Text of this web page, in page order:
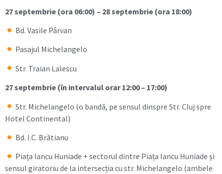
27 septembrie (ora 06:00) – 28 septembrie (ora 18:00)
Bd. Vasile Pârvan
Pasajul Michelangelo
Str. Traian Lalescu
27 septembrie (în intervalul orar 12:00 – 17:00)
Str. Michelangelo (o bandă, pe sensul dinspre Str. Cluj spre
Hotel Continental)
Bd. I.C. Brătianu
Piața Iancu Huniade + sectorul dintre Piața Iancu Huniade și
sensul giratoriu de la intersecția cu str. Michelangelo (ambele